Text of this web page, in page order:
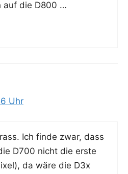
auf die D800 …
Uhr
Ich fin­de zwar, dass
D700 nicht die ers­te
da wäre die D3x